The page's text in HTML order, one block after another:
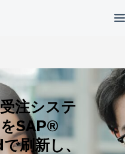
注システ
SAP®
刷新し、